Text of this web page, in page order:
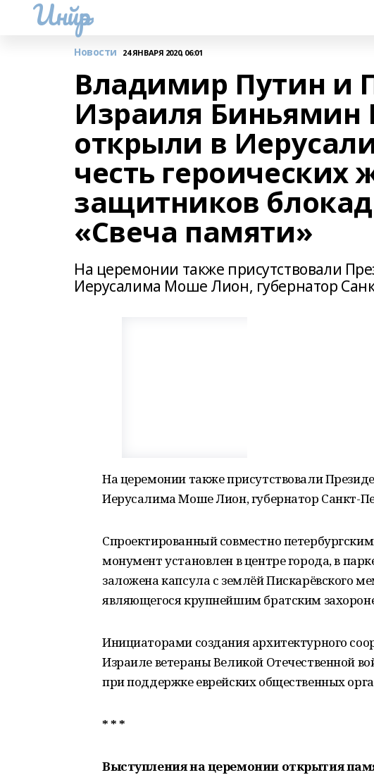
Инйәр
Новости 24 ЯНВАРЯ 2020, 06:01
Владимир Путин и
Израиля Биньямин
открыли в
честь героических
защитников
«Свеча памяти»
На церемонии также присутствовали
Иерусалима Моше Лион, губернатор
На церемонии также присутствовали
Иерусалима Моше Лион, губернатор Санкт-
Спроектированный совместно
монумент установлен в центре города, в
заложена капсула с землёй Пискарёвского
являющегося крупнейшим братским
Инициаторами создания архитектурного
Израиле ветераны Великой Отечественной
при поддержке еврейских общественных
* * *
Выступления на церемонии открытия